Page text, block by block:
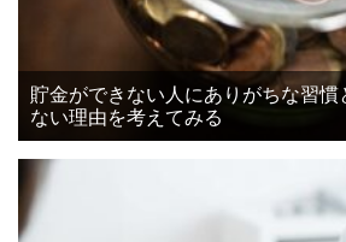
貯金ができない人にありがちな習慣
ない理由を考えてみる